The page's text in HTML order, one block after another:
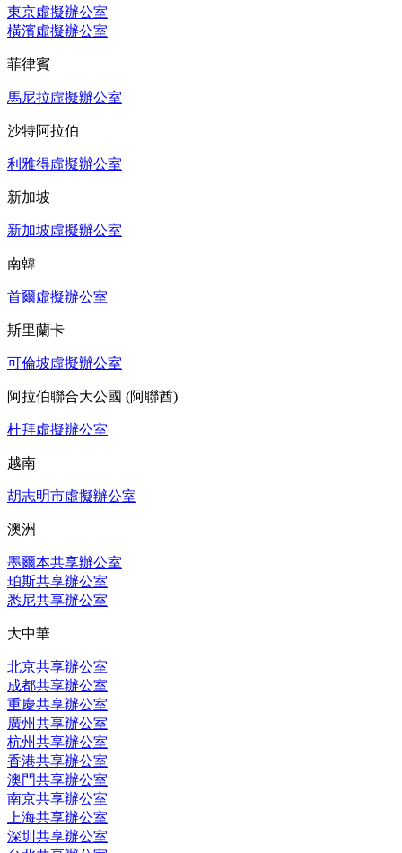
東京虛擬辦公室
橫濱虛擬辦公室
菲律賓
馬尼拉虛擬辦公室
沙特阿拉伯
利雅得虛擬辦公室
新加坡
新加坡虛擬辦公室
南韓
首爾虛擬辦公室
斯里蘭卡
可倫坡虛擬辦公室
阿拉伯聯合大公國 (阿聯酋)
杜拜虛擬辦公室
越南
胡志明市虛擬辦公室
澳洲
墨爾本共享辦公室
珀斯共享辦公室
悉尼共享辦公室
大中華
北京共享辦公室
成都共享辦公室
重慶共享辦公室
廣州共享辦公室
杭州共享辦公室
香港共享辦公室
澳門共享辦公室
南京共享辦公室
上海共享辦公室
深圳共享辦公室